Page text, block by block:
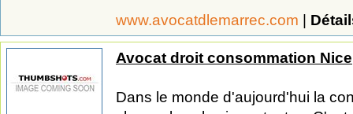
www.avocatdlemarrec.com |
Avocat droit consommation Nice
Dans le monde d'aujourd'hui la